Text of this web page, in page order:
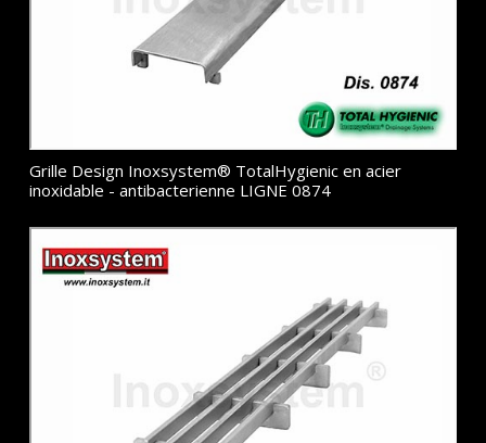
Grille Design Inoxsystem® TotalHygienic en acier
inoxidable - antibacterienne LIGNE 0874